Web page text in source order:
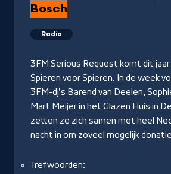
Bosch
Radio
3FM Serious Request komt dit
Spieren voor Spieren. In de week
3FM-dj's Barend van Deelen,
Mart Meijer in het Glazen Huis in
zetten ze zich samen met heel
nacht in om zoveel mogelijk
Trefwoorden: